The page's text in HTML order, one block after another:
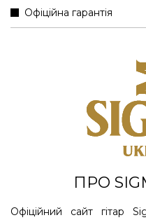
Офіційна гарантія
ПРО
Офіційний сайт гітар